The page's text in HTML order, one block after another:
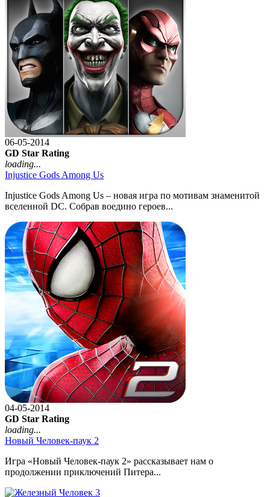
06-05-2014
GD Star Rating
loading...
Injustice Gods Among Us
Injustice Gods Among Us – новая игра по мотивам знаменитой
вселенной DC. Собрав воедино героев...
04-05-2014
GD Star Rating
loading...
Новый Человек-паук 2
Игра «Новый Человек-паук 2» рассказывает нам о
продолжении приключений Питера...